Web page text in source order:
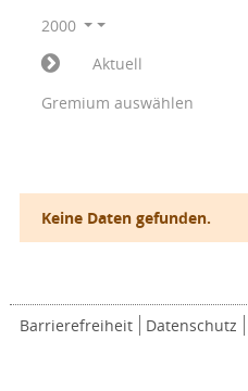
2000
Aktuell
Gremium auswählen
Keine Daten gefunden.
Barrierefreiheit Datenschutz